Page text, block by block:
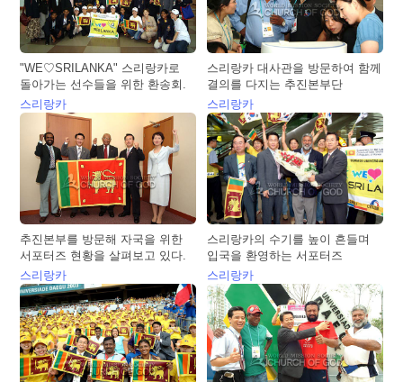
"WE♡SRILANKA" 스리랑카로
돌아가는 선수들을 위한 환송회.
스리랑카
스리랑카 대사관을 방문하여 함께
결의를 다지는 추진본부단
스리랑카
추진본부를 방문해 자국을 위한
서포터즈 현황을 살펴보고 있다.
스리랑카
스리랑카의 수기를 높이 흔들며
입국을 환영하는 서포터즈
스리랑카